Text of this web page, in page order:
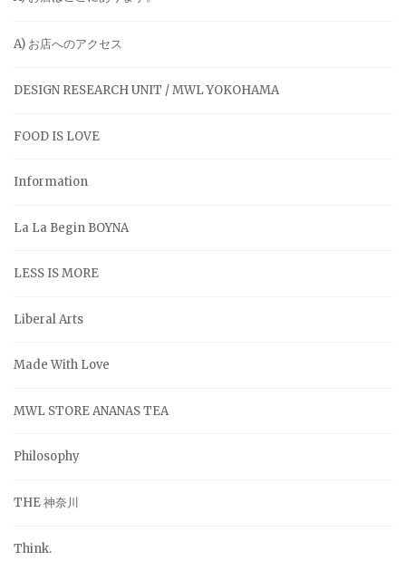
A) お店へのアクセス
DESIGN RESEARCH UNIT / MWL YOKOHAMA
FOOD IS LOVE
Information
La La Begin BOYNA
LESS IS MORE
Liberal Arts
Made With Love
MWL STORE ANANAS TEA
Philosophy
THE 神奈川
Think.